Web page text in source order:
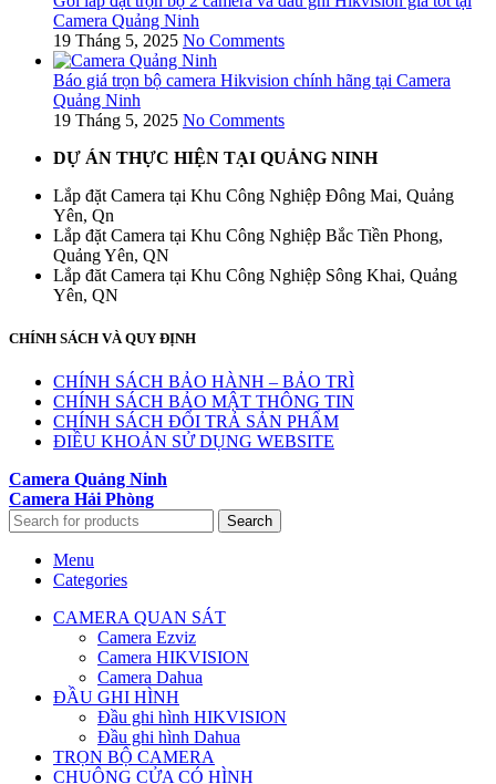
Camera Quảng Ninh
19 Tháng 5, 2025 No Comments
Báo giá trọn bộ camera Hikvision chính hãng tại Camera
Quảng Ninh
19 Tháng 5, 2025 No Comments
DỰ ÁN THỰC HIỆN TẠI QUẢNG NINH
Lắp đặt Camera tại Khu Công Nghiệp Đông Mai, Quảng
Yên, Qn
Lắp đặt Camera tại Khu Công Nghiệp Bắc Tiền Phong,
Quảng Yên, QN
Lắp đăt Camera tại Khu Công Nghiệp Sông Khai, Quảng
Yên, QN
CHÍNH SÁCH VÀ QUY ĐỊNH
CHÍNH SÁCH BẢO HÀNH – BẢO TRÌ
CHÍNH SÁCH BẢO MẬT THÔNG TIN
CHÍNH SÁCH ĐỔI TRẢ SẢN PHẨM
ĐIỀU KHOẢN SỬ DỤNG WEBSITE
Camera Quảng Ninh
Camera Hải Phòng
Search
Menu
Categories
CAMERA QUAN SÁT
Camera Ezviz
Camera HIKVISION
Camera Dahua
ĐẦU GHI HÌNH
Đầu ghi hình HIKVISION
Đầu ghi hình Dahua
TRỌN BỘ CAMERA
CHUÔNG CỬA CÓ HÌNH